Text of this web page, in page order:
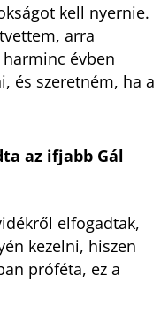
kell nyernie.
arra
évben
és szeretném, ha a
az ifjabb Gál
elfogadtak,
kezelni, hiszen
próféta, ez a